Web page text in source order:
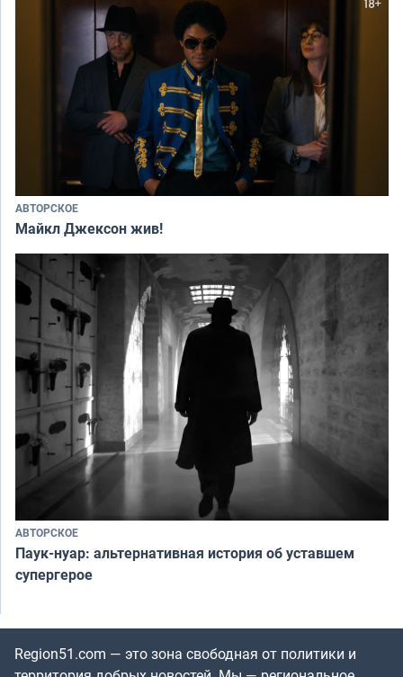
АВТОРСКОЕ
Майкл Джексон жив!
АВТОРСКОЕ
Паук-нуар: альтернативная история об уставшем
супергерое
Region51.com — это зона свободная от политики и